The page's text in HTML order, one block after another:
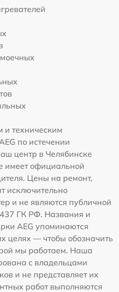
техническим
по истечении
центр в Челябинске
имеет официальной
Цены на ремонт,
исключительно
и не являются публичной
437 ГК РФ. Названия и
AEG упоминаются
целях — чтобы обозначить
мы работаем. Наша
с владельцами
и не представляет их
работ выполняются